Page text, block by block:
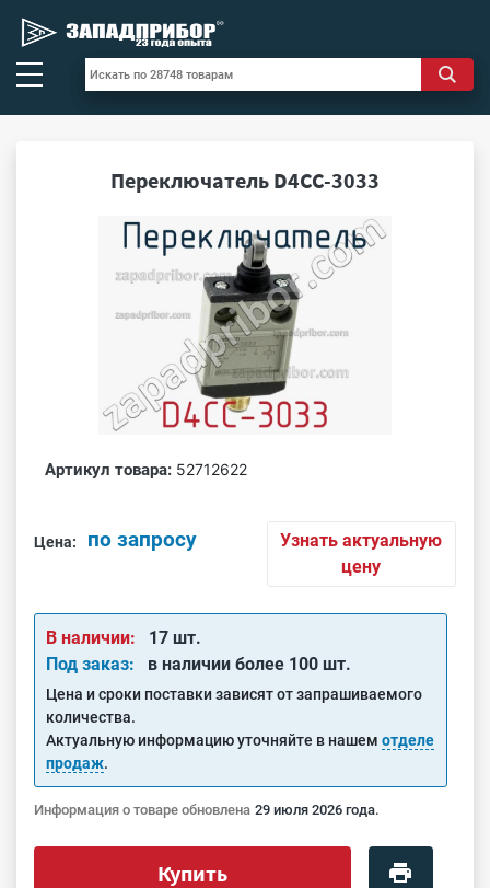
Переключатель D4CC-3033
Артикул товара: 52712622
Цена: по запросу
Узнать актуальную
цену
В наличии:
17 шт.
Под заказ:
в наличии более 100 шт.
Цена и сроки поставки зависят от запрашиваемого
количества.
Актуальную информацию уточняйте в нашем отделе
продаж.
Информация о товаре обновлена 29 июля 2026 года.
Купить